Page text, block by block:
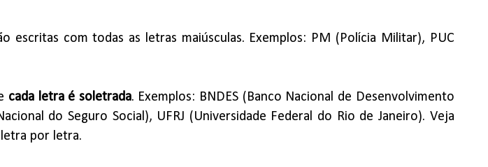
escritas com todas as letras maiúsculas. Exemplos: PM (Polícia Militar), PUC
cada letra é soletrada. Exemplos: BNDES (Banco Nacional de Desenvolvimento
do Seguro Social), UFRJ (Universidade Federal do Rio de Janeiro). Veja
por letra.